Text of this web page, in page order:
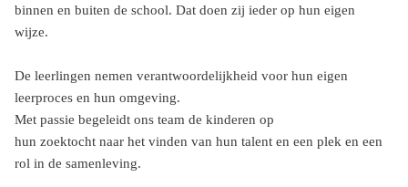
binnen en buiten de school. Dat doen zij ieder op hun eigen
wijze.
De leerlingen nemen verantwoordelijkheid voor hun eigen
leerproces en hun omgeving.
Met passie begeleidt ons team de kinderen op
hun zoektocht naar het vinden van hun talent en een plek en een
rol in de samenleving.